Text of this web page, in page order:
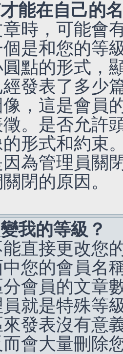
能在自己的
時，可能會
是和您的等
點的形式，
發表了多少
，這是會員
。是否允許
形式和約束
為管理員關
閉的原因。
我的等級？
直接更改您
您的會員名
會員的文章
就是特殊等
發表沒有意
會大量刪除